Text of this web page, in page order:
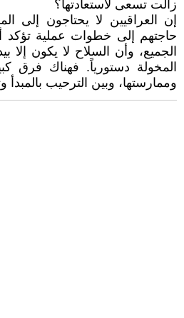
زالت تسعى لاستعادتها؟
إن العراقيين لا يحتاجون إلى
حاجتهم إلى خطوات عملية تؤكد
الجميع، وأن السلاح لا يكون إلا
المخولة دستورياً. فهناك فرق
وممارستها، وبين الترحيب بالمبدأ